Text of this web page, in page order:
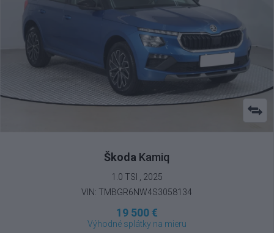
Škoda Kamiq
1.0 TSI , 2025
VIN: TMBGR6NW4S3058134
19 500 €
Výhodné splátky na mieru